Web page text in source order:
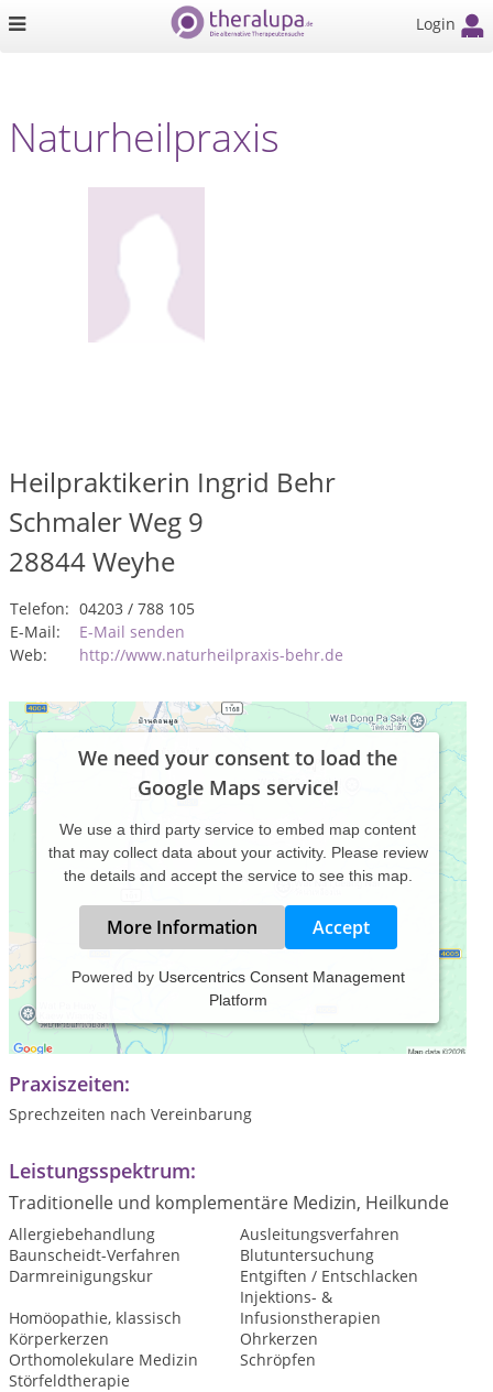
Login
Naturheilpraxis
Heilpraktikerin Ingrid Behr
Schmaler Weg 9
28844Weyhe
Telefon: 04203 / 788 105
E-Mail:
E-Mail senden
Web:
http://www.naturheilpraxis-behr.de
We need your consent to load the
Google Maps service!
We use a third party service to embed map content
that may collect data about your activity. Please review
the details and accept the service to see this map.
More Information Accept
Powered by Usercentrics Consent Management
Platform
Ich bin 44 Jahre alt, verheiratet und habe eine Tochter. Meine
Naturheilpraxis führe ich seit dem Jahr 2003.
Praxiszeiten:
Sprechzeiten nach Vereinbarung
Leistungsspektrum:
Traditionelle und komplementäre Medizin, Heilkunde
Allergiebehandlung
Ausleitungsverfahren
Baunscheidt-Verfahren
Blutuntersuchung
Darmreinigungskur
Entgiften / Entschlacken
Homöopathie, klassisch
Injektions- &
Infusionstherapien
Körperkerzen
Ohrkerzen
Orthomolekulare Medizin
Schröpfen
Störfeldtherapie